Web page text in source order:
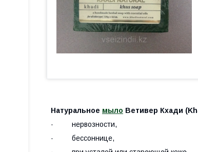
Натуральное мыло Ветивер Кхади
· нервозности,
· бессоннице,